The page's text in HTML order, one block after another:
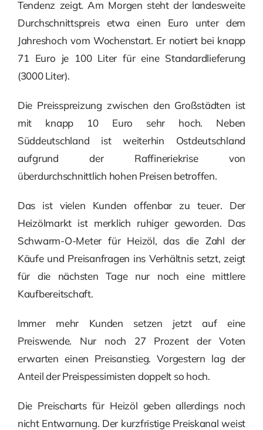
Tendenz zeigt. Am Morgen steht der landesweite
Durchschnittspreis etwa einen Euro unter dem
Jahreshoch vom Wochenstart. Er notiert bei knapp
71 Euro je 100 Liter für eine Standardlieferung
(3000 Liter).
Die Preisspreizung zwischen den Großstädten ist
mit knapp 10 Euro sehr hoch. Neben
Süddeutschland ist weiterhin Ostdeutschland
aufgrund der Raffineriekrise von
überdurchschnittlich hohen Preisen betroffen.
Das ist vielen Kunden offenbar zu teuer. Der
Heizölmarkt ist merklich ruhiger geworden. Das
Schwarm-O-Meter für Heizöl, das die Zahl der
Käufe und Preisanfragen ins Verhältnis setzt, zeigt
für die nächsten Tage nur noch eine mittlere
Kaufbereitschaft.
Immer mehr Kunden setzen jetzt auf eine
Preiswende. Nur noch 27 Prozent der Voten
erwarten einen Preisanstieg. Vorgestern lag der
Anteil der Preispessimisten doppelt so hoch.
Die Preischarts für Heizöl geben allerdings noch
nicht Entwarnung. Der kurzfristige Preiskanal weist